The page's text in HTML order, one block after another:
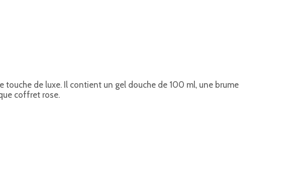
de luxe. Il contient un gel douche de 100 ml, une brume
coffret rose.